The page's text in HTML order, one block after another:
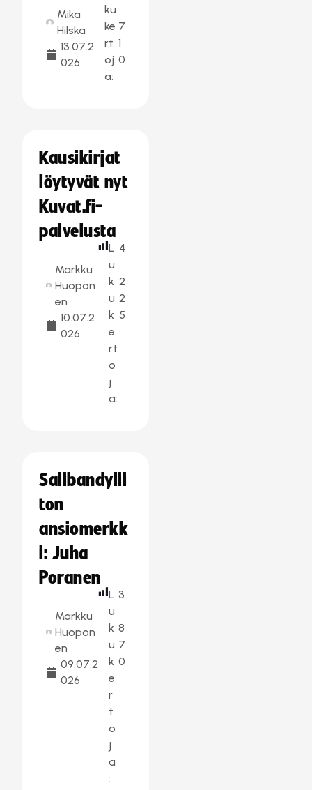
Mika
Hilska
13.07.2
026
ku
ke
rt
oj
a:
7
1
0
Kausikirjat
löytyvät nyt
Kuvat.fi-
palvelusta
Markku
Huopon
en
10.07.2
026
L
u
k
u
k
e
rt
o
j
a:
4
2
2
5
Salibandylii
ton
ansiomerkk
i: Juha
Poranen
Markku
Huopon
en
09.07.2
026
L
u
k
u
k
e
r
t
o
j
a
:
3
8
7
0